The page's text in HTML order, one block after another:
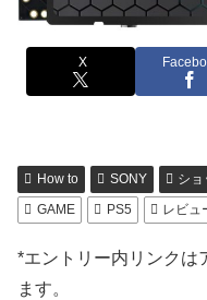
X
How to SONY シ
GAME
PS5 レビュ
*エントリー内リンクは
ます。